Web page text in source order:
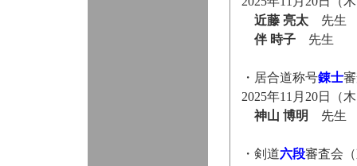
近藤 亮太先生
伴 時子先生
・居合道称号錬士
2025年11月20日（
神山 博明 先生
・剣道六段審査会